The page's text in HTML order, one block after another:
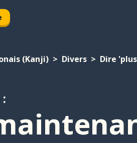
(Kanji) Divers Dire